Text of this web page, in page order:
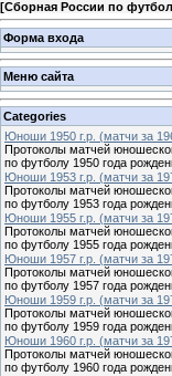
[Сборная России по
Форма входа
Меню сайта
Categories
Юноши 1950 г.р. (матчи за
Протоколы матчей
по футболу 1950 года
Юноши 1953 г.р. (матчи за
Протоколы матчей
по футболу 1953 года
Юноши 1955 г.р. (матчи за
Протоколы матчей
по футболу 1955 года
Юноши 1957 г.р. (матчи за
Протоколы матчей
по футболу 1957 года
Юноши 1959 г.р. (матчи за
Протоколы матчей
по футболу 1959 года
Юноши 1960 г.р. (матчи за
Протоколы матчей
по футболу 1960 года